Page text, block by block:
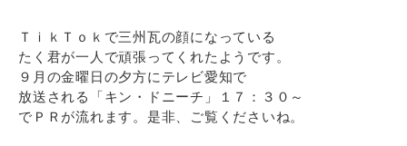
ＴｉｋＴｏｋで三州瓦の顔になっている
たく君が一人で頑張ってくれたようです。
９月の金曜日の夕方にテレビ愛知で
放送される「キン・ドニーチ」１７：３０～
でＰＲが流れます。是非、ご覧くださいね。